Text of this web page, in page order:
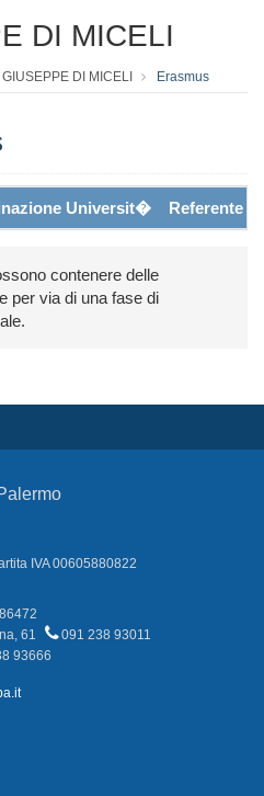
DI MICELI
GIUSEPPE DI MICELI Erasmus
Universit� Referente
contenere delle
per via di una fase di
IVA 00605880822
61
091 238 93011
93666